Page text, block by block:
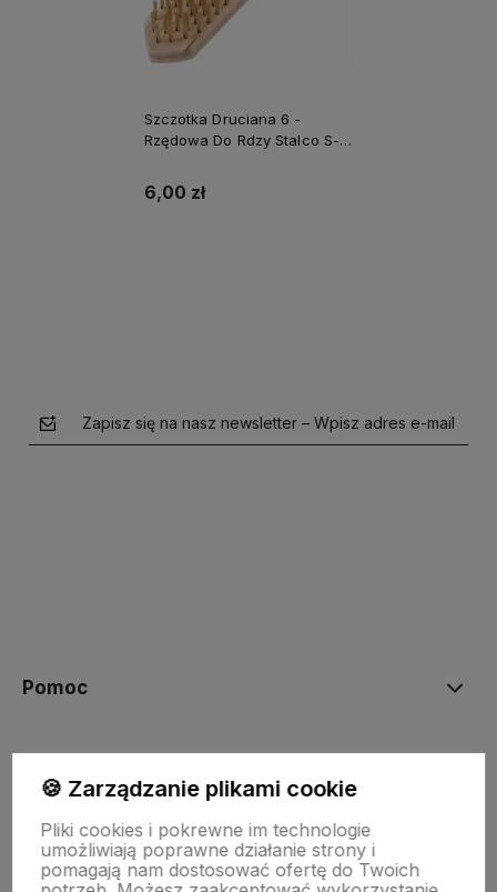
Szczotka Druciana 6 -
Rzędowa Do Rdzy Stalco S-
6,00 zł
Zapisz się na nasz newsletter – Wpisz adres e-mail
Pomoc
Płatności i dostawa
🍪 Zarządzanie plikami cookie
Pliki cookies i pokrewne im technologie
umożliwiają poprawne działanie strony i
pomagają nam dostosować ofertę do Twoich